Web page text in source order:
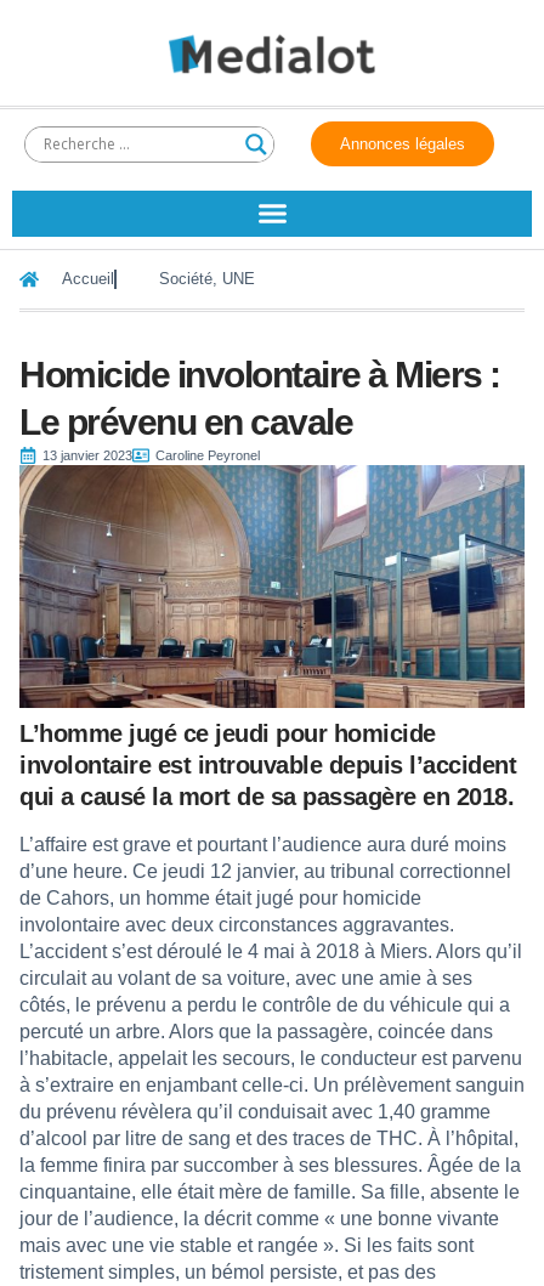
Annonces légales
Accueil Société, UNE
Homicide involontaire à Miers :
Le prévenu en cavale
13 janvier 2023 Caroline Peyronel
L’homme jugé ce jeudi pour homicide
involontaire est introuvable depuis l’accident
qui a causé la mort de sa passagère en 2018.
L’affaire est grave et pourtant l’audience aura duré moins
d’une heure. Ce jeudi 12 janvier, au tribunal correctionnel
de Cahors, un homme était jugé pour homicide
involontaire avec deux circonstances aggravantes.
L’accident s’est déroulé le 4 mai à 2018 à Miers. Alors qu’il
circulait au volant de sa voiture, avec une amie à ses
côtés, le prévenu a perdu le contrôle de du véhicule qui a
percuté un arbre. Alors que la passagère, coincée dans
l’habitacle, appelait les secours, le conducteur est parvenu
à s’extraire en enjambant celle-ci. Un prélèvement sanguin
du prévenu révèlera qu’il conduisait avec 1,40 gramme
d’alcool par litre de sang et des traces de THC. À l’hôpital,
la femme finira par succomber à ses blessures. Âgée de la
cinquantaine, elle était mère de famille. Sa fille, absente le
jour de l’audience, la décrit comme « une bonne vivante
mais avec une vie stable et rangée ». Si les faits sont
tristement simples, un bémol persiste, et pas des